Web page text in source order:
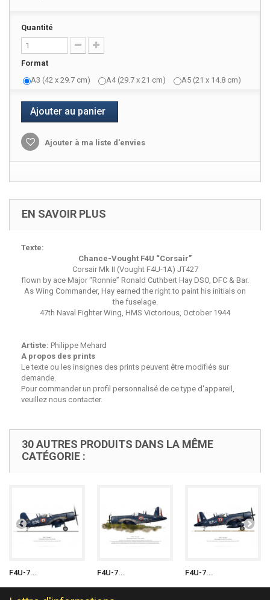
Quantité
Format
A3 (42 x 29.7 cm)
A4 (29.7 x 21 cm) A5 (21 x 14.8 cm)
Ajouter au panier
Ajouter à ma liste d'envies
EN SAVOIR PLUS
Texte:
Chance-Vought F4U “Corsair”
Corsair Mk II (Vought F4U-1A) JT427
flown by ace Major “Ronnie” Ronald Cuthbert Hay DSO, DFC & Bar.
As Wing Commander, Hay earned the right to paint his initials on
the fuselage.
47th Naval Fighter Wing, HMS Victorious, October 1944
Artiste: Philippe Mehard
A propos des prints
Le texte ou les insignes des prints peuvent être modifiés sur
demande.
Pour commander un profil personnalisé de ce type d'appareil,
veuillez nous contacter.
30 AUTRES PRODUITS DANS LA MÊME
CATÉGORIE :
F4U-7... F4U-7... F4U-7...